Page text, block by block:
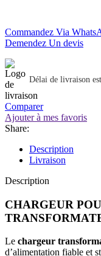
Commandez Via
Demendez Un devis
Délai de livraison
Comparer
Ajouter à mes favoris
Share:
Description
Livraison
Description
CHARGEUR
Le chargeur
d’alimentation fiable et